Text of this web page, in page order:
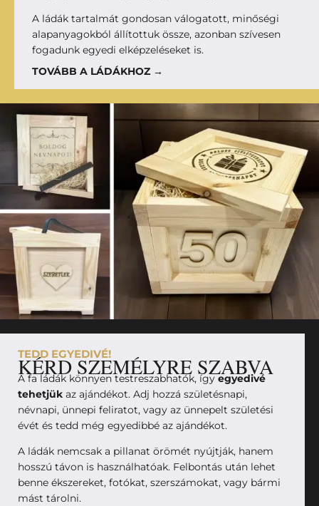
A ládák tartalmát gondosan válogatott, minőségi
alapanyagokból állítottuk össze, azonban szívesen
fogadunk egyedi elképzeléseket is.
TOVÁBB A LÁDÁKHOZ →
TEDD EGYEDIVÉ!
KÉRD SZEMÉLYRE SZABVA
A fa ládák könnyen testreszabhatók, ígyegyedivé
tehetjük az ajándékot. Adj hozzá születésnapi,
névnapi, ünnepi feliratot, vagy az ünnepelt születési
évét és tedd még egyedibbé az ajándékot.
A ládák nemcsak a pillanat örömét nyújtják, hanem
hosszú távon is használhatóak. Felbontás után lehet
benne ékszereket, fotókat, szerszámokat, vagy bármi
mást tárolni.